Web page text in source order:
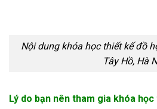
Nội dung khóa học thiết kế đồ
Tây Hồ, Hà
Lý do bạn nên tham gia khóa